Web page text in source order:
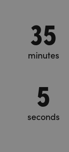
35
minutes
6
seconds